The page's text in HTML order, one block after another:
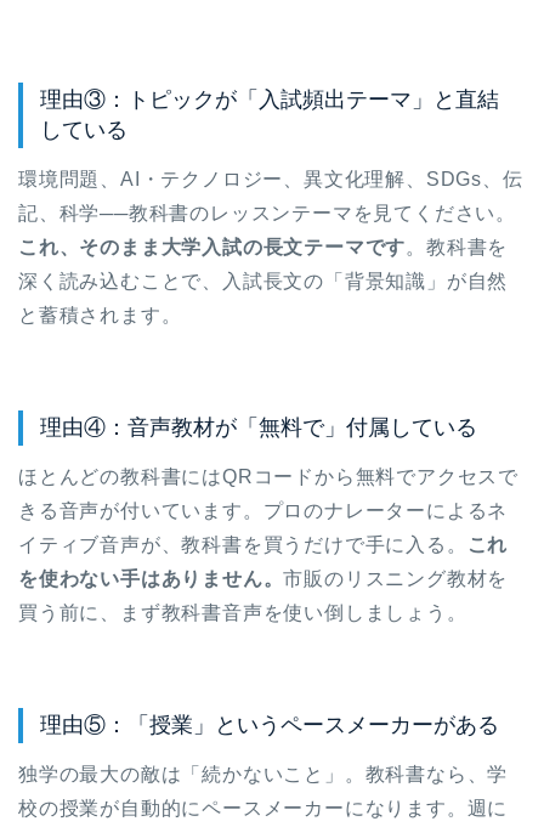
理由③：トピックが「入試頻出テーマ」と直結
している
環境問題、AI・テクノロジー、異文化理解、SDGs、伝
記、科学──教科書のレッスンテーマを見てください。
これ、そのまま大学入試の長文テーマです。教科書を
深く読み込むことで、入試長文の「背景知識」が自然
と蓄積されます。
理由④：音声教材が「無料で」付属している
ほとんどの教科書にはQRコードから無料でアクセスで
きる音声が付いています。プロのナレーターによるネ
イティブ音声が、教科書を買うだけで手に入る。
これ
を使わない手はありません。市販のリスニング教材を
買う前に、まず教科書音声を使い倒しましょう。
理由⑤：「授業」というペースメーカーがある
独学の最大の敵は「続かないこと」。教科書なら、学
校の授業が自動的にペースメーカーになります。週に